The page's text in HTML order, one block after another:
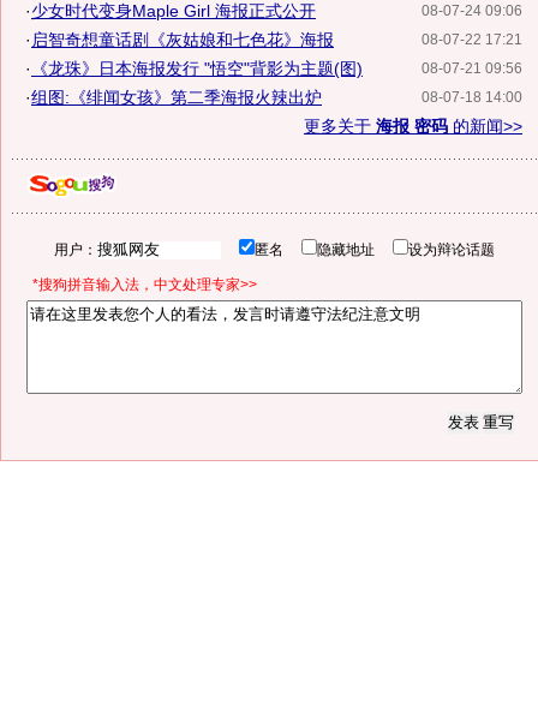
08-07-24 09:06
·少女时代变身Maple Girl 海报正式公开
08-07-22 17:21
· 启智奇想童话剧《灰姑娘和七色花》海报
08-07-21 09:56
· 《龙珠》日本海报发行 "悟空"背影为主题(图)
08-07-18 14:00
·组图:《绯闻女孩》第二季海报火辣出炉
更多关于 海报 密码 的新闻>>
用户： 匿名 隐藏地址 设为辩论话题
*搜狗拼音输入法，中文处理专家>>